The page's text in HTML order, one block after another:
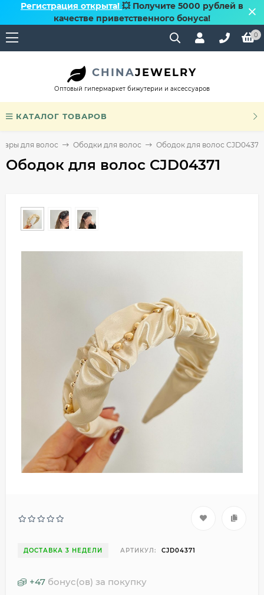
Регистрация открыта! 💥 Получите 5000 рублей в
качестве приветственного бонуса!
0
CHINAJEWELRY
Оптовый гипермаркет бижутерии и аксессуаров
КАТАЛОГ ТОВАРОВ
для волос Ободки для волос Ободок для волос CJD04371
Ободок для волос CJD04371
ДОСТАВКА 3 НЕДЕЛИ АРТИКУЛ: CJD04371
+47 бонус(ов) за покупку